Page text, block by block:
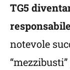
TG5
notevole